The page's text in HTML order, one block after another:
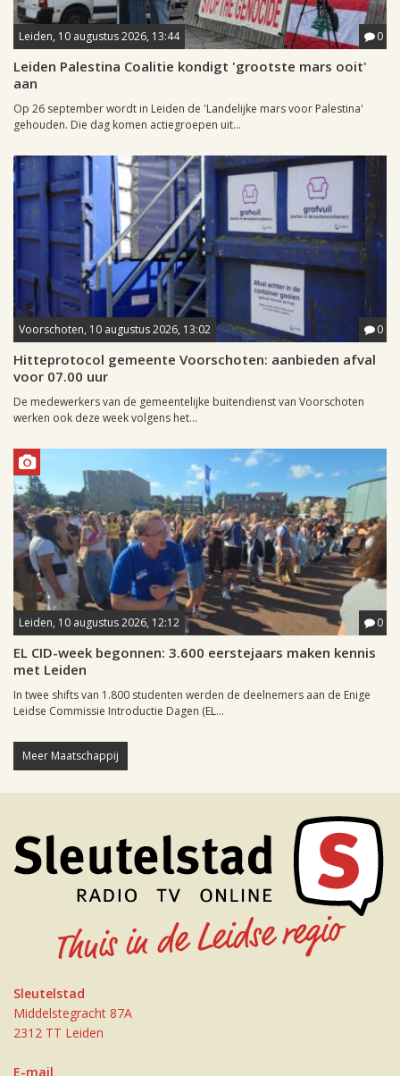
Leiden, 10 augustus 2026, 13:44 0
Leiden Palestina Coalitie kondigt 'grootste mars ooit'
aan
Op 26 september wordt in Leiden de 'Landelijke mars voor Palestina'
gehouden. Die dag komen actiegroepen uit...
Voorschoten, 10 augustus 2026, 13:02 0
Hitteprotocol gemeente Voorschoten: aanbieden afval
voor 07.00 uur
De medewerkers van de gemeentelijke buitendienst van Voorschoten
werken ook deze week volgens het...
Leiden, 10 augustus 2026, 12:12 0
EL CID-week begonnen: 3.600 eerstejaars maken kennis
met Leiden
In twee shifts van 1.800 studenten werden de deelnemers aan de Enige
Leidse Commissie Introductie Dagen (EL...
Meer Maatschappij
Sleutelstad
Middelstegracht 87A
2312 TT Leiden
E-mail